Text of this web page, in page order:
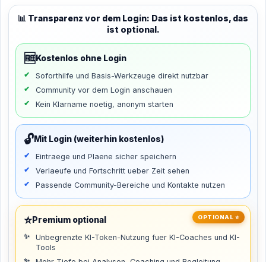
📊 Transparenz vor dem Login: Das ist kostenlos, das
ist optional.
🆓 Kostenlos ohne Login
Soforthilfe und Basis-Werkzeuge direkt nutzbar
Community vor dem Login anschauen
Kein Klarname noetig, anonym starten
🔓Mit Login (weiterhin kostenlos)
Eintraege und Plaene sicher speichern
Verlaeufe und Fortschritt ueber Zeit sehen
Passende Community-Bereiche und Kontakte nutzen
OPTIONAL ⭐
⭐Premium optional
Unbegrenzte KI-Token-Nutzung fuer KI-Coaches und KI-
Tools